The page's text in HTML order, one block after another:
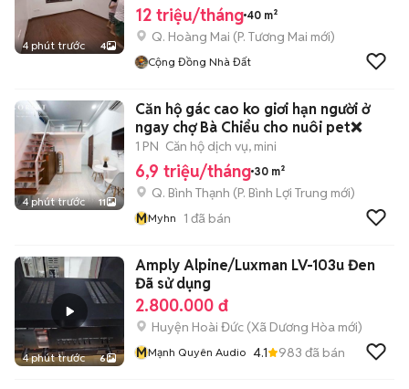
4 phút trước 4
12 triệu/tháng 40 m²
Q. Hoàng Mai (P. Tương Mai mới)
Cộng Đồng Nhà Đất
4 phút trước 11
Căn hộ gác cao ko giơi hạn người ở
ngay chợ Bà Chiểu cho nuôi pet❌
1 PN Căn hộ dịch vụ, mini
6,9 triệu/tháng 30 m²
Q. Bình Thạnh (P. Bình Lợi Trung mới)
MMyhn 1 đã bán
4 phút trước 6
Amply Alpine/Luxman LV-103u Đen
Đã sử dụng
2.800.000 đ
Huyện Hoài Đức (Xã Dương Hòa mới)
MMạnh Quyên Audio 4.1 983 đã bán